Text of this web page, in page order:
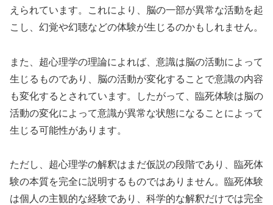
えられています。これにより、脳の一部が異常な活動を起
こし、幻覚や幻聴などの体験が生じるのかもしれません。
また、超心理学の理論によれば、意識は脳の活動によって
生じるものであり、脳の活動が変化することで意識の内容
も変化するとされています。したがって、臨死体験は脳の
活動の変化によって意識が異常な状態になることによって
生じる可能性があります。
ただし、超心理学の解釈はまだ仮説の段階であり、臨死体
験の本質を完全に説明するものではありません。臨死体験
は個人の主観的な経験であり、科学的な解釈だけでは完全